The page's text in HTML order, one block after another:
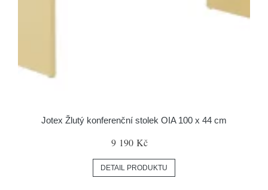
Jotex Žlutý konferenční stolek OIA 100 x 44 cm
9 190 Kč
DETAIL PRODUKTU